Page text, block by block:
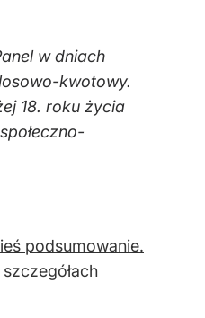
w dniach
kwotowy.
18. roku życia
podsumowanie.